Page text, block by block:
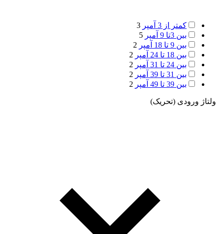
کمتر از 3 آمپر
3
بین 3تا 9 آمپر
5
بین 9 تا 18 آمپر
2
بین 18 تا 24 آمپر
2
بین 24 تا 31 آمپر
2
بین 31 تا 39 آمپر
2
بین 39 تا 49 آمپر
2
ولتاژ ورودی (تحریک)